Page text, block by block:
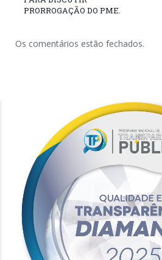
PRORROGAÇÃO DO PME.
Os comentários estão fechados.